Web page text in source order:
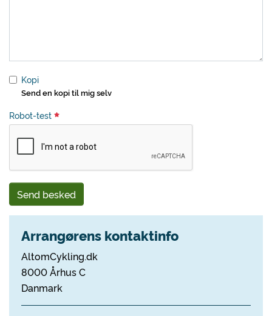
Kopi
Send en kopi til mig selv
Robot-test
Send besked
Arrangørens kontaktinfo
AltomCykling.dk
8000 Århus C
Danmark